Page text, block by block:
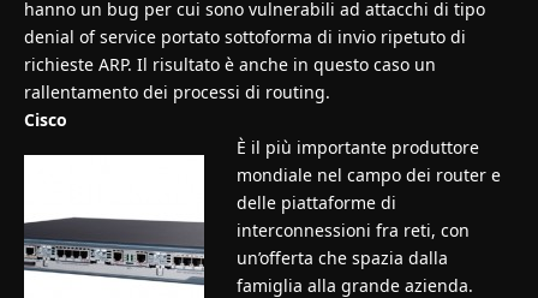
hanno un bug per cui sono vulnerabili ad attacchi di tipo
denial of service portato sottoforma di invio ripetuto di
richieste ARP. Il risultato è anche in questo caso un
rallentamento dei processi di routing.
Cisco
È il più importante produttore
mondiale nel campo dei router e
delle piattaforme di
interconnessioni fra reti, con
un’offerta che spazia dalla
famiglia alla grande azienda.